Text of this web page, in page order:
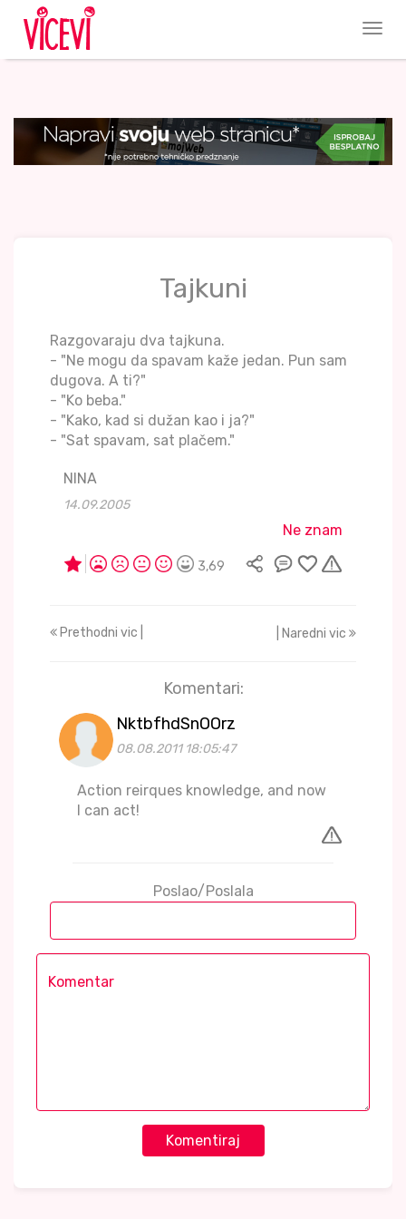
Tajkuni
Razgovaraju dva tajkuna.
- "Ne mogu da spavam kaže jedan. Pun sam
dugova. A ti?"
- "Ko beba."
- "Kako, kad si dužan kao i ja?"
- "Sat spavam, sat plačem."
NINA
14.09.2005
Ne znam
3,69
Prethodni vic | | Naredni vic
Komentari:
NktbfhdSnOOrz
08.08.2011 18:05:47
Action reirques knowledge, and now
I can act!
Poslao/Poslala
Komentiraj